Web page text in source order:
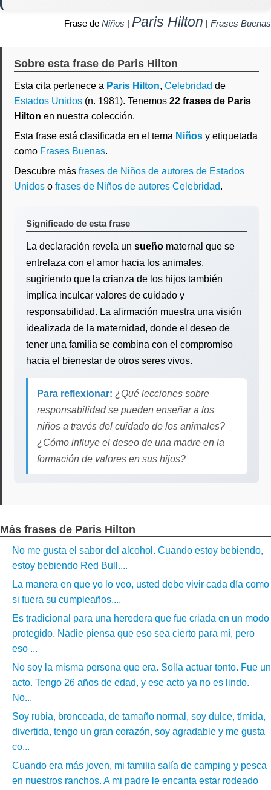
Frase de Niños | Paris Hilton | Frases Buenas
Sobre esta frase de Paris Hilton
Esta cita pertenece a Paris Hilton, Celebridad de
Estados Unidos (n. 1981). Tenemos 22 frases de Paris
Hilton en nuestra colección.
Esta frase está clasificada en el tema Niños y etiquetada
como Frases Buenas.
Descubre más frases de Niños de autores de Estados
Unidos o frases de Niños de autores Celebridad.
Significado de esta frase
La declaración revela un sueño maternal que se
entrelaza con el amor hacia los animales,
sugiriendo que la crianza de los hijos también
implica inculcar valores de cuidado y
responsabilidad. La afirmación muestra una visión
idealizada de la maternidad, donde el deseo de
tener una familia se combina con el compromiso
hacia el bienestar de otros seres vivos.
Para reflexionar: ¿Qué lecciones sobre
responsabilidad se pueden enseñar a los
niños a través del cuidado de los animales?
¿Cómo influye el deseo de una madre en la
formación de valores en sus hijos?
Más frases de Paris Hilton
No me gusta el sabor del alcohol. Cuando estoy bebiendo,
estoy bebiendo Red Bull....
La manera en que yo lo veo, usted debe vivir cada día como
si fuera su cumpleaños....
Es tradicional para una heredera que fue criada en un modo
protegido. Nadie piensa que eso sea cierto para mí, pero
eso ...
No soy la misma persona que era. Solía ​​actuar tonto. Fue un
acto. Tengo 26 años de edad, y ese acto ya no es lindo.
No...
Soy rubia, bronceada, de tamaño normal, soy dulce, tímida,
divertida, tengo un gran corazón, soy agradable y me gusta
co...
Cuando era más joven, mi familia salía de camping y pesca
en nuestros ranchos. A mi padre le encanta estar rodeado